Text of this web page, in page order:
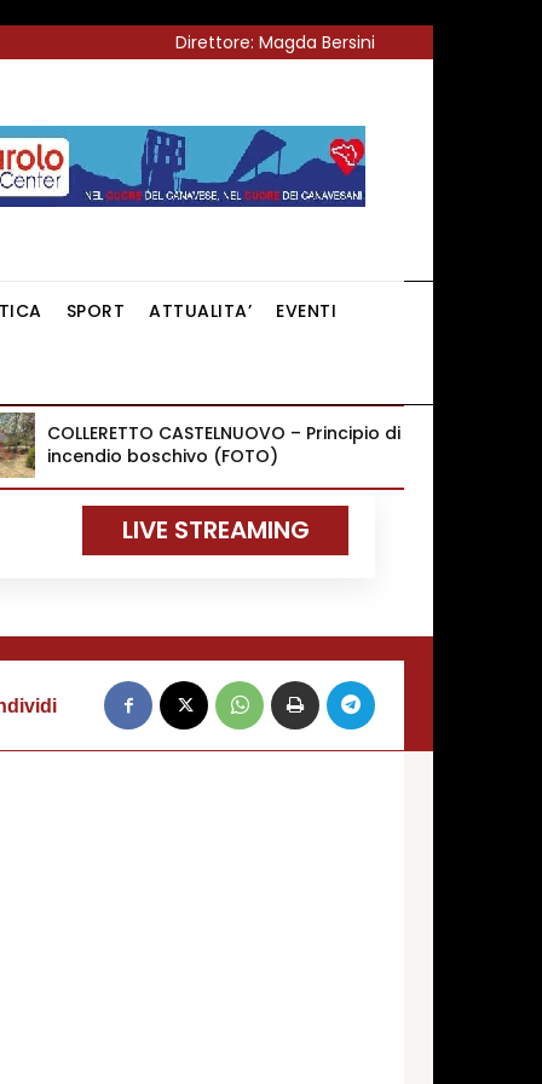
Direttore: Magda Bersini
SPORT ATTUALITA’ EVENTI
COLLERETTO CASTELNUOVO – Principio di
incendio boschivo (FOTO)
LIVE STREAMING